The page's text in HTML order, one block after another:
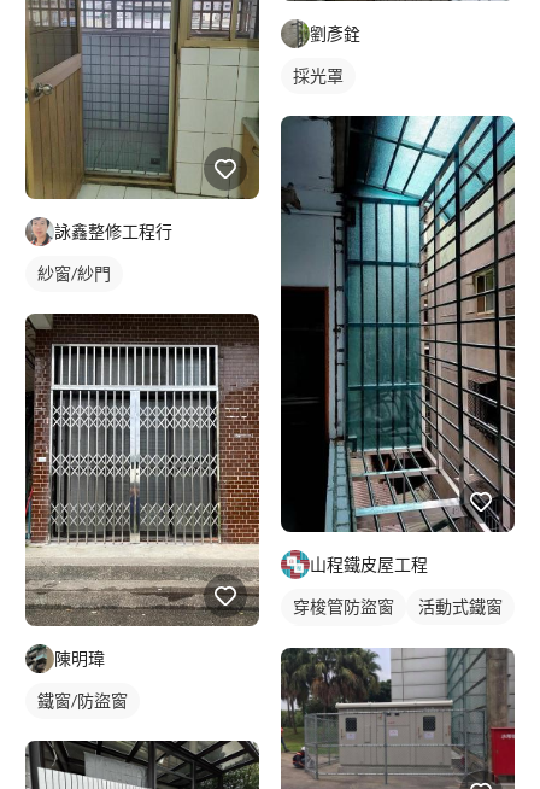
詠鑫整修工程行
紗窗/紗門
陳明瑋
鐵窗/防盜窗
劉彥銓
採光罩
山程鐵皮屋工程
穿梭管防盜窗
活動式鐵窗